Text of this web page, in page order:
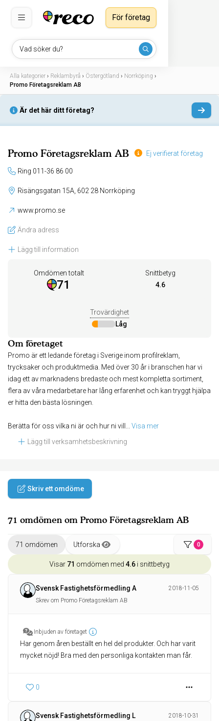
Vad söker du?
För företag
Alla kategorier › Reklambyrå › Östergötland › Norrköping ›
Promo Företagsreklam AB
Är det här ditt företag?
Promo Företagsreklam AB Ej verifierat företag
Ring 011-36 86 00
Risängsgatan 15A, 602 28 Norrköping
www.promo.se
Ändra adress
Lägg till information
Omdömen totalt
71
Snittbetyg
4.6
Trovärdighet
Låg
Om företaget
Promo är ett ledande företag i Sverige inom profilreklam,
trycksaker och produktmedia. Med över 30 år i branschen har vi
idag ett av marknadens bredaste och mest kompletta sortiment,
flera av våra medarbetare har lång erfarenhet och kan tryggt hjälpa
er hitta den bästa lösningen.
Berätta för oss vilka ni är och hur ni vill
Visa mer
Lägg till verksamhetsbeskrivning
Skriv ett omdöme
71 omdömen om Promo Företagsreklam AB
71 omdömen Utforska 0
Visar 71 omdömen med 4.6 i snittbetyg
Svensk Fastighetsförmedling A
2018-11-05
Skrev om Promo Företagsreklam AB
Inbjuden av företaget
Har genom åren beställt en hel del produkter. Och har varit
mycket nöjd! Bra med den personliga kontakten man får.
0
Svensk Fastighetsförmedling L
2018-10-31